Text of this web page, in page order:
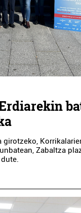
Zabaltza
TELLERI-ALDE
Errenteria-Orereta